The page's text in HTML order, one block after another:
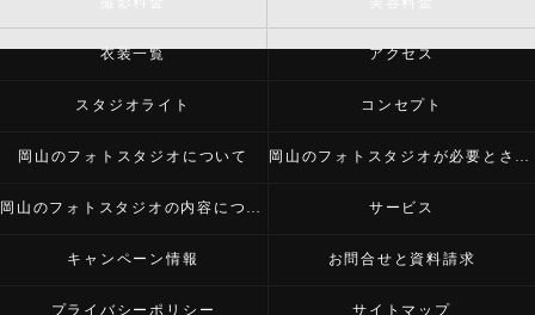
衣装一覧 アクセス
スタジオライト コンセプト
岡山のフォトスタジオについて 岡山のフォトスタジオが必要とされる理由
岡山のフォトスタジオの内容について サービス
キャンペーン情報 お問合せと資料請求
プライバシーポリシー サイトマップ